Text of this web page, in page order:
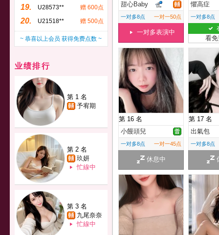
19. U28573** 赠 600点
20. U21518** 赠 500点
~ 恭喜以上会员 获得免费点数 ~
业绩排行
第 1 名
予宥期
第 2 名
玖妍
忙線中
第 3 名
九尾奈奈
忙線中
甜心Baby
一对多8点 一对一50点
一对多表演中
懼高症
一对多8点
看
第 16 名
小饅頭兒
一对多8点 一对一45点
休息中
第 17 名
出氣包
一对多8点